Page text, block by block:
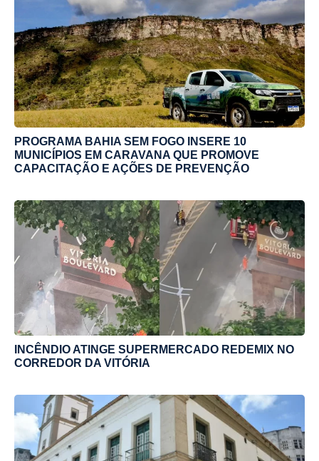
PROGRAMA BAHIA SEM FOGO INSERE 10
MUNICÍPIOS EM CARAVANA QUE PROMOVE
CAPACITAÇÃO E AÇÕES DE PREVENÇÃO
INCÊNDIO ATINGE SUPERMERCADO REDEMIX NO
CORREDOR DA VITÓRIA